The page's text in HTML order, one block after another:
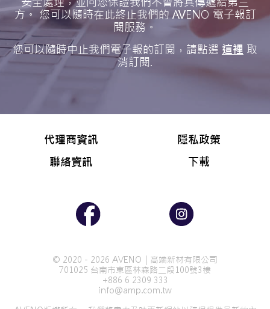
方。 您可以隨時在此終止我們的 AVENO 電子報訂
閱服務。
您可以隨時中止我們電子報的訂閱，請點選 這裡 取
消訂閱.
代理商資訊
隱私政策
聯絡資訊
下載
© 2020 - 2026 AVENO｜高端新材有限公司
701025 台南市東區林森路二段100號3樓
+886 6 2309 333
info@amp.com.tw